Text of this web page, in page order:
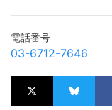
電話番号
03-6712-7646